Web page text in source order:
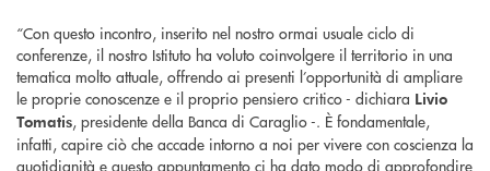
“Con questo incontro, inserito nel nostro ormai usuale ciclo di
conferenze, il nostro Istituto ha voluto coinvolgere il territorio in una
tematica molto attuale, offrendo ai presenti l’opportunità di ampliare
le proprie conoscenze e il proprio pensiero critico - dichiara Livio
Tomatis, presidente della Banca di Caraglio -. È fondamentale,
infatti, capire ciò che accade intorno a noi per vivere con coscienza la
quotidianità e questo appuntamento ci ha dato modo di approfondire